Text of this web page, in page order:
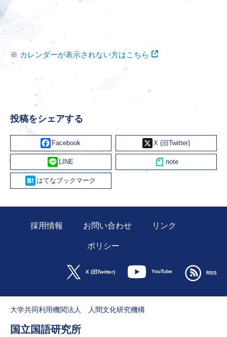
カレンダーが表示されない方はこちら
投稿をシェアする
Facebook X
Line
Hatena
採用情報 お問い合わせ リンク
ポリシー
X (旧Twitter) YouTube RSS
大学共同利用機関法人 人間文化研究機構
国立国語研究所